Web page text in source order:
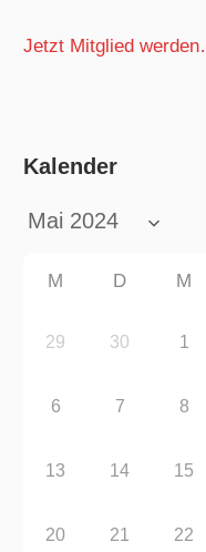
Jetzt Mitglied
Kalender
M D M
29 30 1
6 7 8
13 14 15
20 21 22